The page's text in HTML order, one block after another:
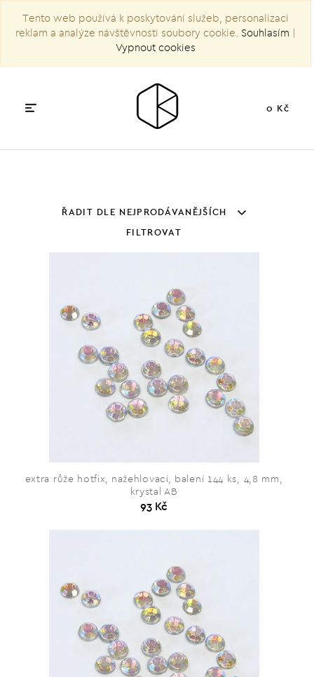
Tento web používá k poskytování služeb, personalizaci
reklam a analýze návštěvnosti soubory cookie. Souhlasím |
Vypnout cookies
0 Kč
ŘADIT DLE NEJPRODÁVANĚJŠÍCH
FILTROVAT
extra růže hotfix, nažehlovací, balení 144 ks, 4,8 mm,
krystal AB
93 Kč